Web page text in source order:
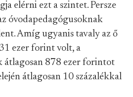
elérni ezt a szintet. Persze
óvodapedagógusoknak
Amíg ugyanis tavaly az ő
ezer forint volt, a
átlagosan 878 ezer forintot
átlagosan 10 százalékkal